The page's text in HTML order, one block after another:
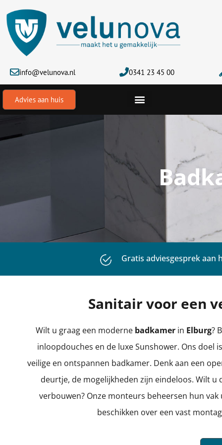
naar
inhoud
info@velunova.nl 0341 23 45 00
Advies aan huis
Uitstekende
Sanitair voor een
Wilt u graag een moderne badkamer in Elburg?
inloopdouches en de luxe Sunshower. Ons doel
veilige en ontspannen badkamer. Denk aan een
deurtje, de mogelijkheden zijn eindeloos. Wilt
verbouwen? Onze monteurs beheersen hun
beschikken over een vast